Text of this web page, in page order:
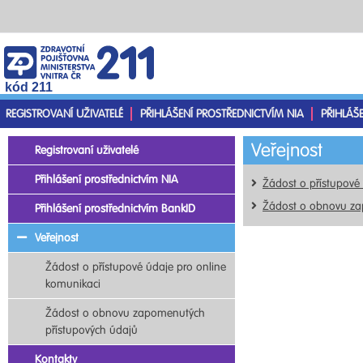
kód 211
REGISTROVANÍ UŽIVATELÉ
PŘIHLÁŠENÍ PROSTŘEDNICTVÍM NIA
Veřejnost
Žádost o
Žádost o obnovu
Registrovaní uživatelé
Přihlášení prostřednictvím NIA
Přihlášení prostřednictvím BankID
Veřejnost
Žádost o přístupové údaje pro online
komunikaci
Žádost o obnovu zapomenutých
přístupových údajů
Kontakty